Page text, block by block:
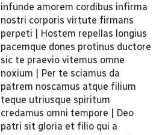
infunde amorem cordibus infirma
nostri corporis virtute firmans
perpeti | Hostem repellas longius
pacemque dones protinus ductore
sic te praevio vitemus omne
noxium | Per te sciamus da
patrem noscamus atque filium
teque utriusque spiritum
credamus omni tempore | Deo
patri sit gloria et filio qui a